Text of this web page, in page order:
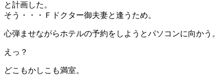
と計画した。
そう・・・Ｆドクター御夫妻と逢うため。
心弾ませながらホテルの予約をしようとパソコンに向かう。
えっ？
どこもかしこも満室。